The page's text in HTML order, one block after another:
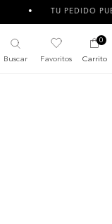
TU PEDIDO PUEDE
Buscar Favoritos
0
Carrito